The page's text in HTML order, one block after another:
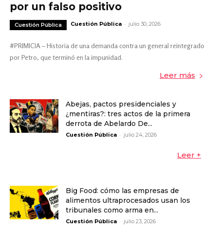
por un falso positivo
Cuestión Pública Cuestión Pública - julio 30, 2026
#PRIMICIA – Historia de una demanda contra un general reintegrado
por Petro, que terminó en la impunidad.
Leer más
Abejas, pactos presidenciales y
¿mentiras?: tres actos de la primera
derrota de Abelardo De...
Cuestión Pública - julio 24, 2026
Leer +
Big Food: cómo las empresas de
alimentos ultraprocesados usan los
tribunales como arma en...
Cuestión Pública - julio 23, 2026